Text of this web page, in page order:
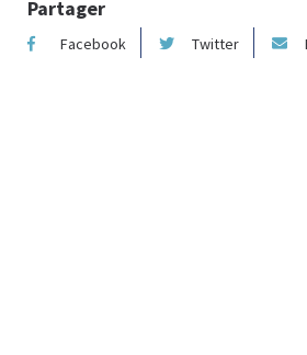
Partager
Facebook Twitter